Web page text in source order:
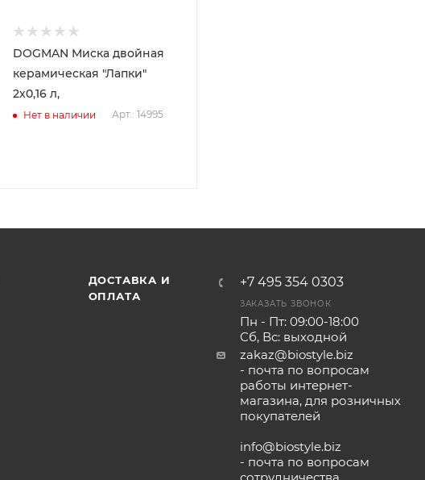
DOGMAN Миска двойная
керамическая "Лапки"
2х0,16 л,
Нет в наличии Арт.: 14995
ДОСТАВКА И
ОПЛАТА
+7 495 354 0303
ЗАКАЗАТЬ ЗВОНОК
Пн - Пт: 09:00-18:00
Сб, Вс: выходной
zakaz@biostyle.biz
- почта по вопросам
работы интернет-
магазина, для розничных
покупателей
info@biostyle.biz
- почта по вопросам